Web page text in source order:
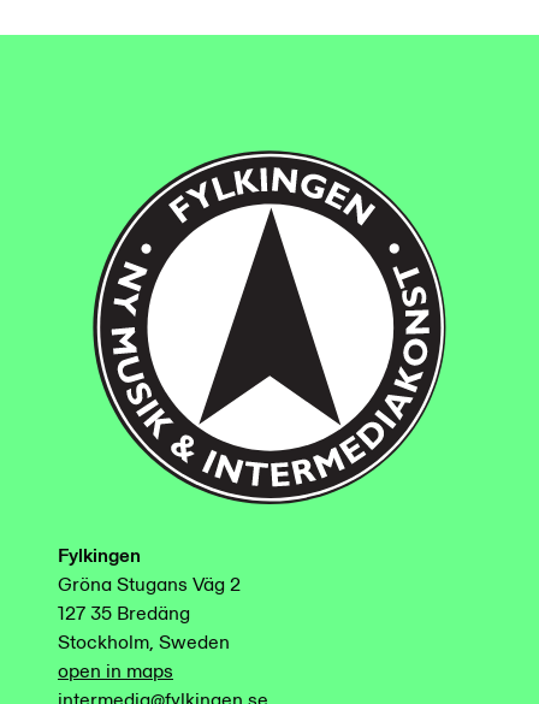
Fylkingen
Gröna Stugans Väg 2
127 35 Bredäng
Stockholm, Sweden
open in maps